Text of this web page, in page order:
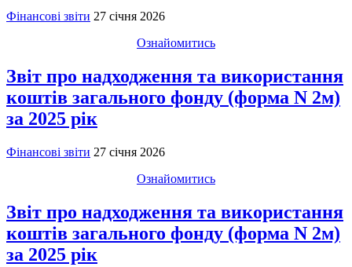
Фінансові звіти 27 січня 2026
Ознайомитись
Звіт про надходження та використання
коштів загального фонду (форма N 2м)
за 2025 рік
Фінансові звіти 27 січня 2026
Ознайомитись
Звіт про надходження та використання
коштів загального фонду (форма N 2м)
за 2025 рік